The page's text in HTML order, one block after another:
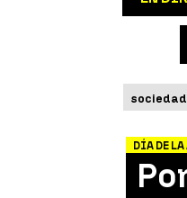
sociedad
DÍA DE